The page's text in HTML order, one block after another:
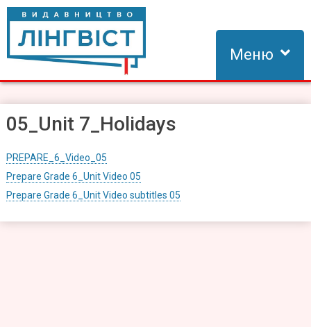
Skip
content
Видавництво Лінгвіст
Видавництво Лінгвіст – адаптація та створення видань для
Меню
05_Unit 7_Holidays
PREPARE_6_Video_05
Prepare Grade 6_Unit Video 05
Prepare Grade 6_Unit Video subtitles 05